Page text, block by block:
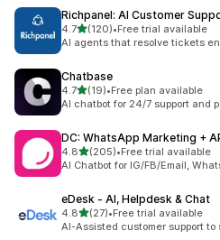
Richpanel: AI Customer
4.7별 5개 중
(120)
총 리뷰 120개
•Free trial available
AI agents that resolve tickets
Chatbase
4.7별 5개 중
(19)
총 리뷰 19개
•Free plan available
AI chatbot for 24/7 support and
DC: WhatsApp Marketing +
4.8별 5개 중
(205)
총 리뷰 205개
•Free trial available
AI Chatbot for IG/FB/Email,
eDesk ‑ AI, Helpdesk & Chat
4.8별 5개 중
(27)
총 리뷰 27개
•Free trial available
AI-Assisted customer support to